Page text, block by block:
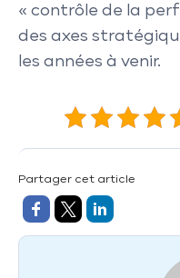
« contrôle de la
des axes
les années à venir.
Partager cet article